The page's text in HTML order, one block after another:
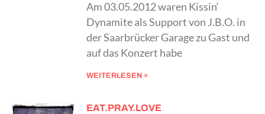
Am 03.05.2012 waren Kissin‘
Dynamite als Support von J.B.O. in
der Saarbrücker Garage zu Gast und
auf das Konzert habe
WEITERLESEN »
EAT.PRAY.LOVE